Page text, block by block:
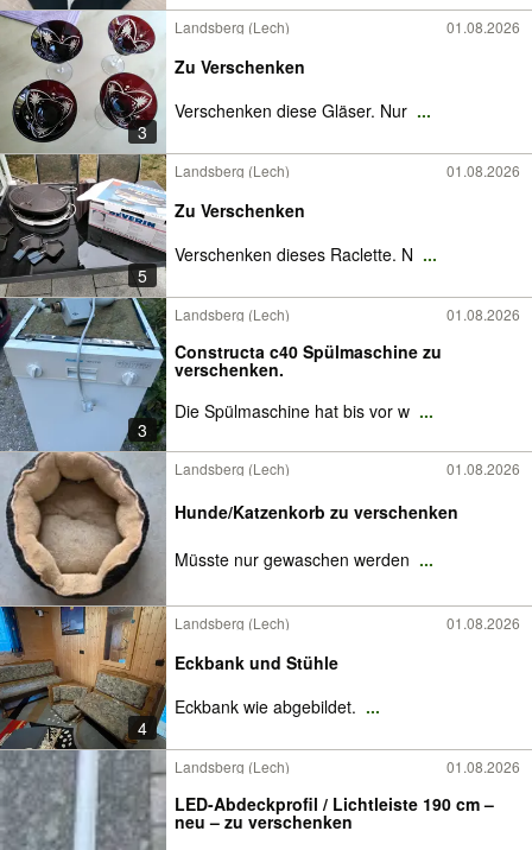
3
Landsberg (Lech) 01.08.2026
Zu Verschenken
Verschenken diese Gläser. Nur ...
5
Landsberg (Lech) 01.08.2026
Zu Verschenken
Verschenken dieses Raclette. N ...
3
Landsberg (Lech) 01.08.2026
Constructa c40 Spülmaschine zu
verschenken.
Die Spülmaschine hat bis vor w ...
Landsberg (Lech) 01.08.2026
Hunde/Katzenkorb zu verschenken
Müsste nur gewaschen werden ...
4
Landsberg (Lech) 01.08.2026
Eckbank und Stühle
Eckbank wie abgebildet. ...
Landsberg (Lech) 01.08.2026
LED-Abdeckprofil / Lichtleiste 190 cm –
neu – zu verschenken